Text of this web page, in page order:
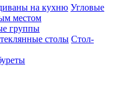
на кухню Угловые
местом
группы
столы Стол-